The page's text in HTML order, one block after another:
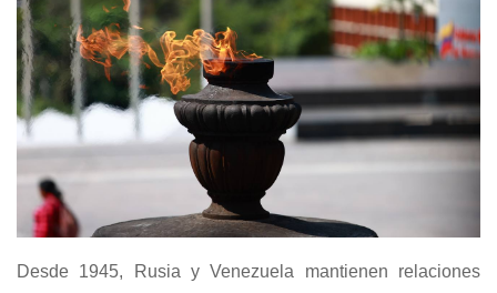
Desde 1945, Rusia y Venezuela mantienen relaciones